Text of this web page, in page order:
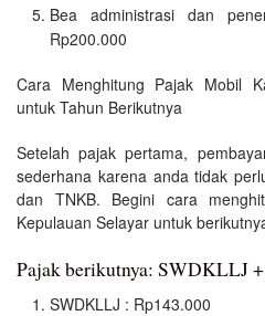
Bea administrasi dan
Rp200.000
Cara Menghitung Pajak Mobil
untuk Tahun Berikutnya
Setelah pajak pertama,
sederhana karena anda tidak
dan TNKB. Begini cara
Kepulauan Selayar untuk
Pajak berikutnya: SWDKLLJ +
SWDKLLJ : Rp143.000